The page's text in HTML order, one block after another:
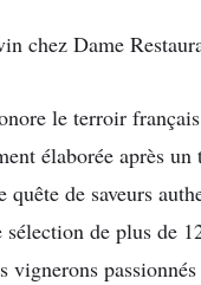
le terroir
élaborée après
de saveurs
de plus de
vignerons